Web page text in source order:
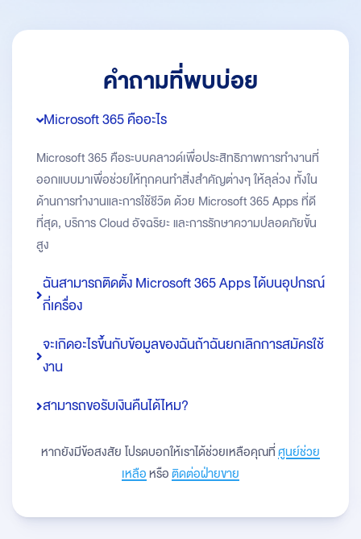
คำถามที่พบบ่อย
Microsoft 365 คืออะไร
Microsoft 365 คือระบบคลาวด์เพื่อประสิทธิภาพการทำงานที่
ออกแบบมาเพื่อช่วยให้ทุกคนทำสิ่งสำคัญต่างๆ ให้ลุล่วง ทั้งใน
ด้านการทำงานและการใช้ชีวิต ด้วย Microsoft 365 Apps ที่ดี
ที่สุด, บริการ Cloud อัจฉริยะ และการรักษาความปลอดภัยขั้น
สูง
ฉันสามารถติดตั้ง Microsoft 365 Apps ได้บนอุปกรณ์
กี่เครื่อง
จะเกิดอะไรขึ้นกับข้อมูลของฉันถ้าฉันยกเลิกการสมัครใช้
งาน
สามารถขอรับเงินคืนได้ไหม?
หากยังมีข้อสงสัย โปรดบอกให้เราได้ช่วยเหลือคุณที่ศูนย์ช่วย
เหลือหรือติดต่อฝ่ายขาย